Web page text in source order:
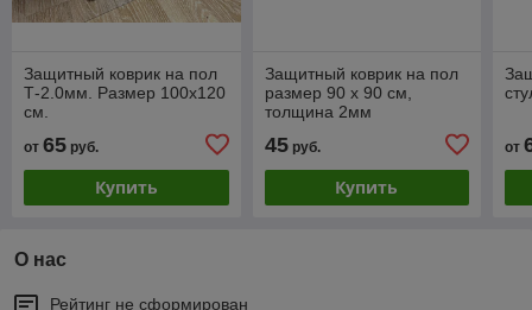
Защитный коврик на пол
Т-2.0мм. Размер 100х120
см.
от 65 руб.
Купить
Защитный коврик на пол
размер 90 х 90 см,
толщина 2мм
45руб.
Купить
от
О нас
Рейтинг не сформирован